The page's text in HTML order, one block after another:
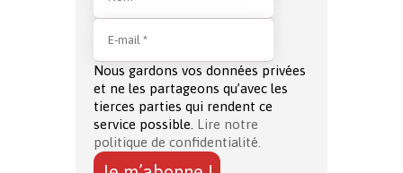
Nous gardons vos données privées
et ne les partageons qu’avec les
tierces parties qui rendent ce
service possible. Lire notre
politique de confidentialité.